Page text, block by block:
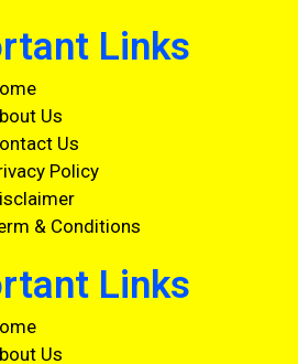
Links
Us
Us
Policy
& Conditions
Links
Us